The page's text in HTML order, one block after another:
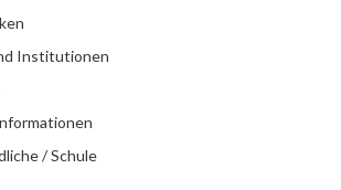
Institutionen
/ Schule